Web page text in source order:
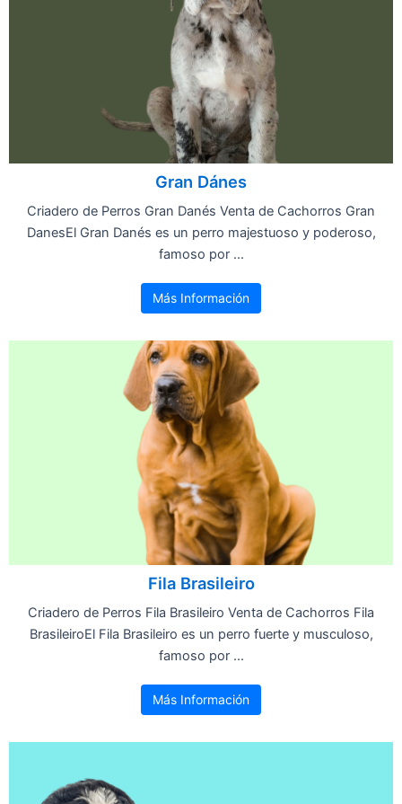
Gran Dánes
Criadero de Perros Gran Danés Venta de Cachorros Gran
DanesEl Gran Danés es un perro majestuoso y poderoso,
famoso por ...
Más Información
Fila Brasileiro
Criadero de Perros Fila Brasileiro Venta de Cachorros Fila
BrasileiroEl Fila Brasileiro es un perro fuerte y musculoso,
famoso por ...
Más Información